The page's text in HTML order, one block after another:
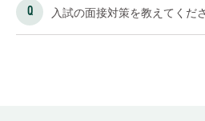
入試の面接対策を教えてくだ